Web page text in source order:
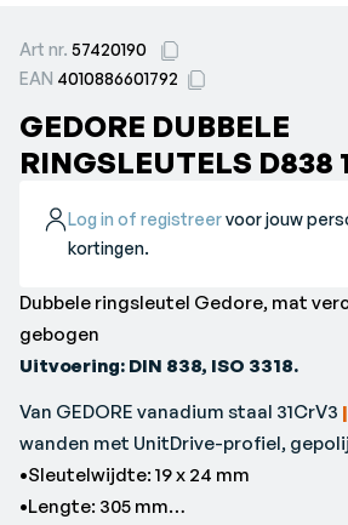
Art nr. 57420190
EAN 4010886601792
GEDORE DUBBELE
RINGSLEUTELS D838
Log in of registreervoor jouw
kortingen.
Dubbele ringsleutel Gedore, mat
gebogen
Uitvoering: DIN 838, ISO 3318.
Van GEDORE vanadium staal 31CrV3 |
wanden met UnitDrive-profiel,
•Sleutelwijdte: 19 x 24 mm
•Lengte: 305 mm